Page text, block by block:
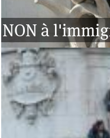
NON à